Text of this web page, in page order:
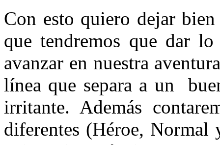
Con esto quiero dejar
que tendremos que dar
avanzar en nuestra
línea que separa a un
irritante. Además
diferentes (Héroe,